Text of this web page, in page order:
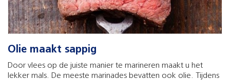
Olie maakt sappig
Door vlees op de juiste manier te marineren maakt u het
lekker mals. De meeste marinades bevatten ook olie. Tijdens